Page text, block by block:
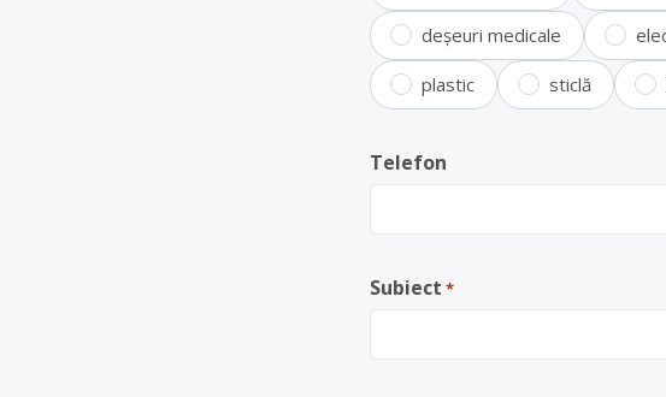
deșeuri medicale
plastic sticlă
Telefon
Subiect *